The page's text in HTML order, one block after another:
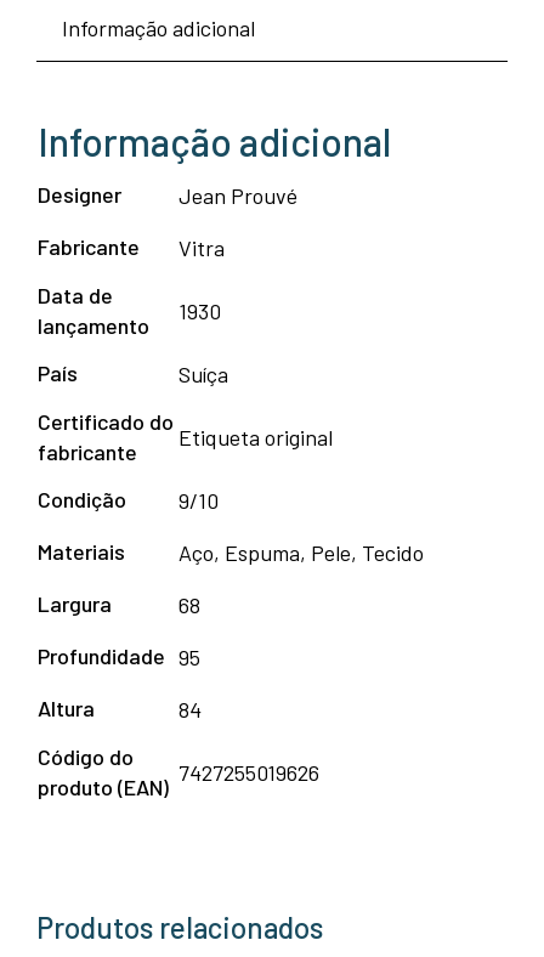
Informação adicional
Informação adicional
Designer
Jean Prouvé
Fabricante
Vitra
Data de
lançamento
1930
País
Suíça
Certificado do
fabricante
Etiqueta original
Condição
9/10
Materiais
Aço, Espuma, Pele, Tecido
Largura
68
Profundidade 95
Altura
84
Código do
produto (EAN)
7427255019626
Produtos relacionados